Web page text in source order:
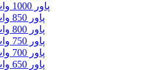
پاور 1000 وات
پاور 850 وات
پاور 800 وات
پاور 750 وات
پاور 700 وات
پاور 650 وات